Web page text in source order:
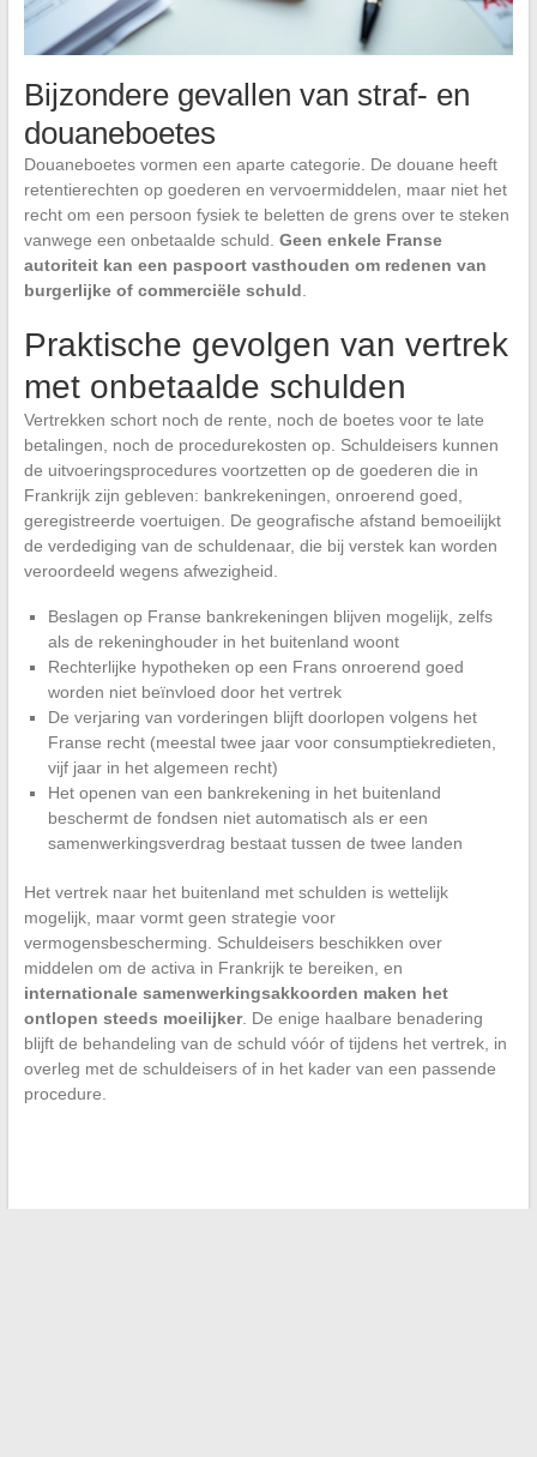
Bijzondere gevallen van straf- en
douaneboetes
Douaneboetes vormen een aparte categorie. De douane heeft
retentierechten op goederen en vervoermiddelen, maar niet het
recht om een persoon fysiek te beletten de grens over te steken
vanwege een onbetaalde schuld. Geen enkele Franse
autoriteit kan een paspoort vasthouden om redenen van
burgerlijke of commerciële schuld.
Praktische gevolgen van vertrek
met onbetaalde schulden
Vertrekken schort noch de rente, noch de boetes voor te late
betalingen, noch de procedurekosten op. Schuldeisers kunnen
de uitvoeringsprocedures voortzetten op de goederen die in
Frankrijk zijn gebleven: bankrekeningen, onroerend goed,
geregistreerde voertuigen. De geografische afstand bemoeilijkt
de verdediging van de schuldenaar, die bij verstek kan worden
veroordeeld wegens afwezigheid.
Beslagen op Franse bankrekeningen blijven mogelijk, zelfs
als de rekeninghouder in het buitenland woont
Rechterlijke hypotheken op een Frans onroerend goed
worden niet beïnvloed door het vertrek
De verjaring van vorderingen blijft doorlopen volgens het
Franse recht (meestal twee jaar voor consumptiekredieten,
vijf jaar in het algemeen recht)
Het openen van een bankrekening in het buitenland
beschermt de fondsen niet automatisch als er een
samenwerkingsverdrag bestaat tussen de twee landen
Het vertrek naar het buitenland met schulden is wettelijk
mogelijk, maar vormt geen strategie voor
vermogensbescherming. Schuldeisers beschikken over
middelen om de activa in Frankrijk te bereiken, en
internationale samenwerkingsakkoorden maken het
ontlopen steeds moeilijker. De enige haalbare benadering
blijft de behandeling van de schuld vóór of tijdens het vertrek, in
overleg met de schuldeisers of in het kader van een passende
procedure.